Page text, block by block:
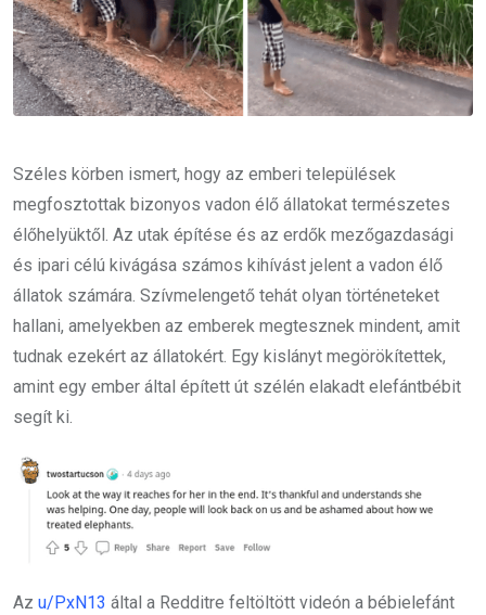
Széles körben ismert, hogy az emberi települések
megfosztottak bizonyos vadon élő állatokat természetes
élőhelyüktől. Az utak építése és az erdők mezőgazdasági
és ipari célú kivágása számos kihívást jelent a vadon élő
állatok számára. Szívmelengető tehát olyan történeteket
hallani, amelyekben az emberek megtesznek mindent, amit
tudnak ezekért az állatokért. Egy kislányt megörökítettek,
amint egy ember által épített út szélén elakadt elefántbébit
segít ki.
Az u/PxN13 által a Redditre feltöltött videón a bébielefánt